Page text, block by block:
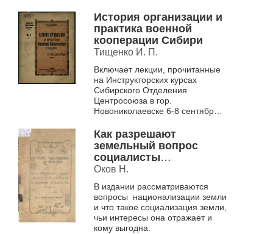
исключительное, семейное,
наследст...
История организации и
практика военной
кооперации Сибири
Тищенко И. П.
Включает лекции, прочитанные
на Инструкторских курсах
Сибирского Отделения
Центросоюза в гор.
Новониколаевске 6-8 сентября
Как разрешают
земельный вопрос
социалисты
революционеры и
социал-демократы
Оков Н.
В издании рассматриваются
вопросы национализации земли
и что такое социализация земли,
чьи интересы она отражает и
кому выгодна.